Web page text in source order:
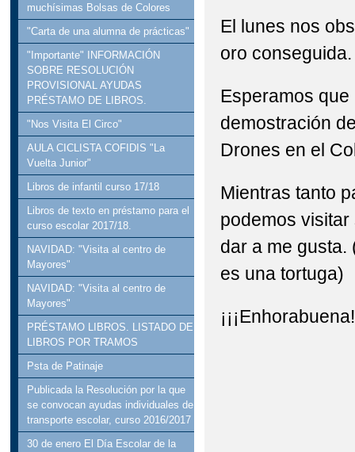
muchísimas Bolsas de Colores
"Carta de una alumna de prácticas"
"Importante" INFORMACIÓN
SOBRE RESOLUCIÓN
PROVISIONAL AYUDAS
PRÉSTAMO DE LIBROS.
"Nos Visita El Circo"
AULA CICLISTA COFIDIS "La
Vuelta Junior"
Libros de infantil curso 17/18
Libros de texto en préstamo para el
curso escolar 2017/18.
NAVIDAD: "Visita al centro de
Mayores"
NAVIDAD: "Visita al centro de
Mayores"
PRÉSTAMO LIBROS. LISTADO DE
LIBROS POR TRAMOS
Psta de Patinaje
Publicada la Resolución por la que
se convocan ayudas individuales de
transporte escolar, curso 2016/2017
30 de enero El Día Escolar de la
El lunes nos
oro conseguida.
Esperamos
demostración
Drones en el
Mientras tanto
podemos
dar a me gusta.
es una tortuga)